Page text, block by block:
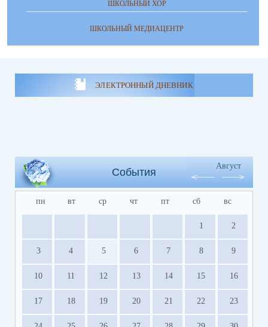
ШКОЛЬНЫЙ ХОР
ШКОЛЬНЫЙ МЕДИАЦЕНТР
ЭЛЕКТРОННЫЙ ДНЕВНИК
События
Август
пн вт ср чт пт сб вс
1 2
3 4 5 6 7 8 9
10 11 12 13 14 15 16
17 18 19 20 21 22 23